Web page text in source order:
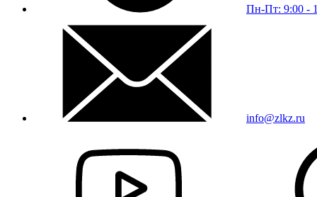
Пн-Пт: 9:00 -
info@zlkz.ru